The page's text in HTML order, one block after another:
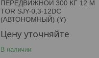
ПЕРЕДВИЖНОЙ 300 КГ 12 М
TOR SJY-0,3-12DC
(АВТОНОМНЫЙ) (Y)
Цену уточняйте
В наличии